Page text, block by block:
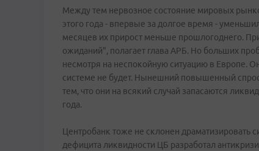
Между тем нервозное состояние мировых
этого года - впервые за долгое время -
месяцев их прирост меньше прошлогоднего.
ожиданий", полагает глава АРБ. Но больших
несмотря на неспокойную ситуацию в Европе.
системе не будет. Нынешний повышенный спрос
тем, что они на всякий случай запасаются
года.
Центробанк тоже не склонен драматизировать
дефицита ликвидности ЦБ разработал